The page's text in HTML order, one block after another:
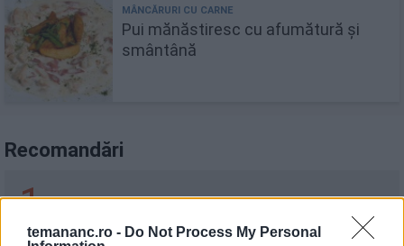
temananc.ro - Do Not Process My Personal
Pui mănăstiresc cu afumătură și
smântână
Recomandări
1 Desert "Pericol" din 4 ingrediente